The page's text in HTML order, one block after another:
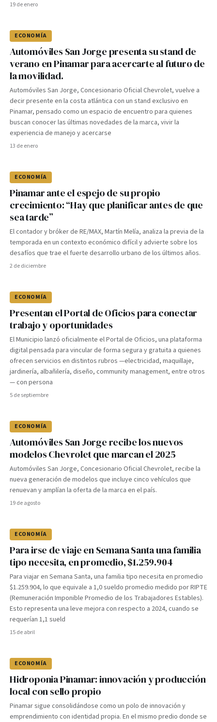
19 de enero
ECONOMÍA
Automóviles San Jorge presenta su stand de
verano en Pinamar para acercarte al futuro de
la movilidad.
Automóviles San Jorge, Concesionario Oficial Chevrolet, vuelve a
decir presente en la costa atlántica con un stand exclusivo en
Pinamar, pensado como un espacio de encuentro para quienes
buscan conocer las últimas novedades de la marca, vivir la
experiencia de manejo y acercarse
13 de enero
ECONOMÍA
Pinamar ante el espejo de su propio
crecimiento: “Hay que planificar antes de que
sea tarde”
El contador y bróker de RE/MAX, Martín Melía, analiza la previa de la
temporada en un contexto económico difícil y advierte sobre los
desafíos que trae el fuerte desarrollo urbano de los últimos años.
2 de diciembre
ECONOMÍA
Presentan el Portal de Oficios para conectar
trabajo y oportunidades
El Municipio lanzó oficialmente el Portal de Oficios, una plataforma
digital pensada para vincular de forma segura y gratuita a quienes
ofrecen servicios en distintos rubros —electricidad, maquillaje,
jardinería, albañilería, diseño, community management, entre otros
— con persona
5 de septiembre
ECONOMÍA
Automóviles San Jorge recibe los nuevos
modelos Chevrolet que marcan el 2025
Automóviles San Jorge, Concesionario Oficial Chevrolet, recibe la
nueva generación de modelos que incluye cinco vehículos que
renuevan y amplían la oferta de la marca en el país.
19 de agosto
ECONOMÍA
Para irse de viaje en Semana Santa una familia
tipo necesita, en promedio, $1.259.904
Para viajar en Semana Santa, una familia tipo necesita en promedio
$1.259.904, lo que equivale a 1,0 sueldo promedio medido por RIPTE
(Remuneración Imponible Promedio de los Trabajadores Estables).
Esto representa una leve mejora con respecto a 2024, cuando se
requerían 1,1 sueld
15 de abril
ECONOMÍA
Hidroponia Pinamar: innovación y producción
local con sello propio
Pinamar sigue consolidándose como un polo de innovación y
emprendimiento con identidad propia. En el mismo predio donde se